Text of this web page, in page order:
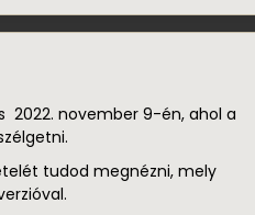
2022. november 9-én, ahol a
tudod megnézni, mely